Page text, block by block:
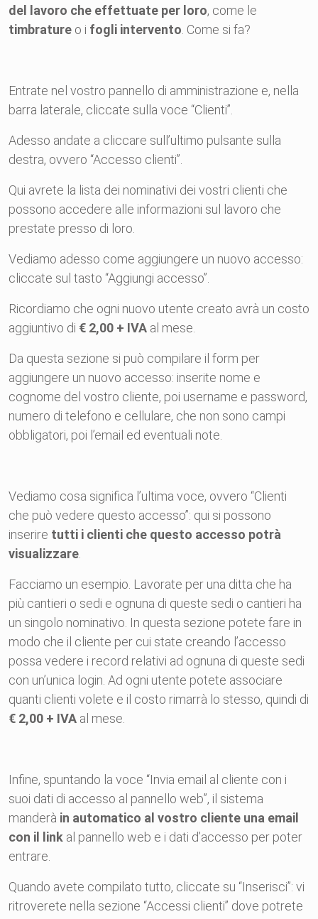
del lavoro che effettuate per loro, come le
timbrature o i fogli intervento . Come si fa?
Entrate nel vostro pannello di amministrazione e, nella
barra laterale, cliccate sulla voce “Clienti”.
Adesso andate a cliccare sull’ultimo pulsante sulla
destra, ovvero “Accesso clienti”.
Qui avrete la lista dei nominativi dei vostri clienti che
possono accedere alle informazioni sul lavoro che
prestate presso di loro.
Vediamo adesso come aggiungere un nuovo accesso:
cliccate sul tasto “Aggiungi accesso”.
Ricordiamo che ogni nuovo utente creato avrà un costo
aggiuntivo di € 2,00 + IVA al mese.
Da questa sezione si può compilare il form per
aggiungere un nuovo accesso: inserite nome e
cognome del vostro cliente, poi username e password,
numero di telefono e cellulare, che non sono campi
obbligatori, poi l’email ed eventuali note.
Vediamo cosa significa l’ultima voce, ovvero “Clienti
che può vedere questo accesso”: qui si possono
inserire tutti i clienti che questo accesso potrà
visualizzare
Facciamo un esempio. Lavorate per una ditta che ha
più cantieri o sedi e ognuna di queste sedi o cantieri ha
un singolo nominativo. In questa sezione potete fare in
modo che il cliente per cui state creando l’accesso
possa vedere i record relativi ad ognuna di queste sedi
con un’unica login. Ad ogni utente potete associare
quanti clienti volete e il costo rimarrà lo stesso, quindi di
€ 2,00 + IVA al mese.
Infine, spuntando la voce “Invia email al cliente con i
suoi dati di accesso al pannello web”, il sistema
manderà in automatico al vostro cliente una email
con il link al pannello web e i dati d’accesso per poter
entrare.
Quando avete compilato tutto, cliccate su “Inserisci”: vi
ritroverete nella sezione “Accessi clienti” dove potrete